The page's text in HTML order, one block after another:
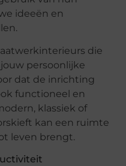
ideeën en
die
persoonlijke
dat de inrichting
functioneel en
klassiek of
kan een ruimte
leven brengt.